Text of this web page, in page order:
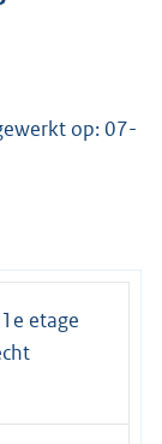
op: 07-
etage